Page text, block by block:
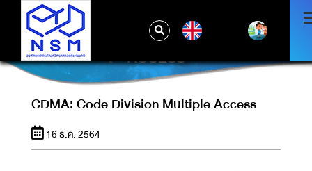
CDMA: CODE DIVISION MULTIPLE
ACCESS
CDMA: Code Division Multiple Access
16 ธ.ค. 2564